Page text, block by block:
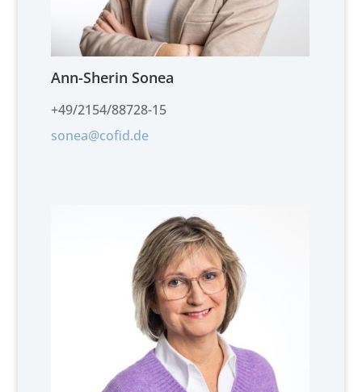
Ann-Sherin Sonea
+49/2154/88728-15
sonea@cofid.de